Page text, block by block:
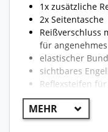
1x zusätzliche
2x Seitentasche
Reißverschluss
für
elastischer
sichtbares
Reflexsteifen
reißfest und